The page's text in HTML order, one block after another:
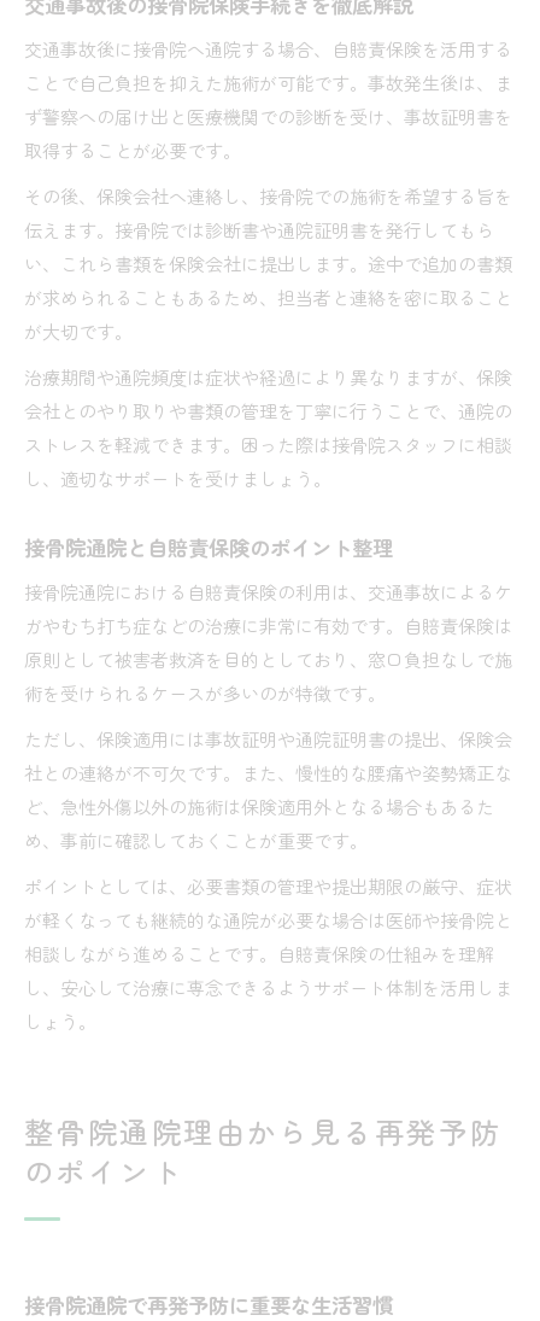
交通事故後に接骨院へ通院する場合、自賠責保険を活用する
ことで自己負担を抑えた施術が可能です。事故発生後は、ま
ず警察への届け出と医療機関での診断を受け、事故証明書を
取得することが必要です。
その後、保険会社へ連絡し、接骨院での施術を希望する旨を
伝えます。接骨院では診断書や通院証明書を発行してもら
い、これら書類を保険会社に提出します。途中で追加の書類
が求められることもあるため、担当者と連絡を密に取ること
が大切です。
治療期間や通院頻度は症状や経過により異なりますが、保険
会社とのやり取りや書類の管理を丁寧に行うことで、通院の
ストレスを軽減できます。困った際は接骨院スタッフに相談
し、適切なサポートを受けましょう。
接骨院通院と自賠責保険のポイント整理
接骨院通院における自賠責保険の利用は、交通事故によるケ
ガやむち打ち症などの治療に非常に有効です。自賠責保険は
原則として被害者救済を目的としており、窓口負担なしで施
術を受けられるケースが多いのが特徴です。
ただし、保険適用には事故証明や通院証明書の提出、保険会
社との連絡が不可欠です。また、慢性的な腰痛や姿勢矯正な
ど、急性外傷以外の施術は保険適用外となる場合もあるた
め、事前に確認しておくことが重要です。
ポイントとしては、必要書類の管理や提出期限の厳守、症状
が軽くなっても継続的な通院が必要な場合は医師や接骨院と
相談しながら進めることです。自賠責保険の仕組みを理解
し、安心して治療に専念できるようサポート体制を活用しま
しょう。
整骨院通院理由から見る再発予防
のポイント
接骨院通院で再発予防に重要な生活習慣